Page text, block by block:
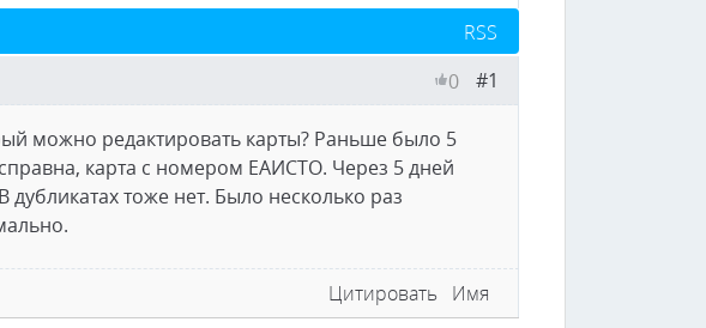
RSS
#1
0
можно редактировать карты? Раньше было 5
карта с номером ЕАИСТО. Через 5 дней
тоже нет. Было несколько раз
Цитировать Имя